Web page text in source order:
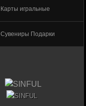
Карты игральные
Сувениры Подарки